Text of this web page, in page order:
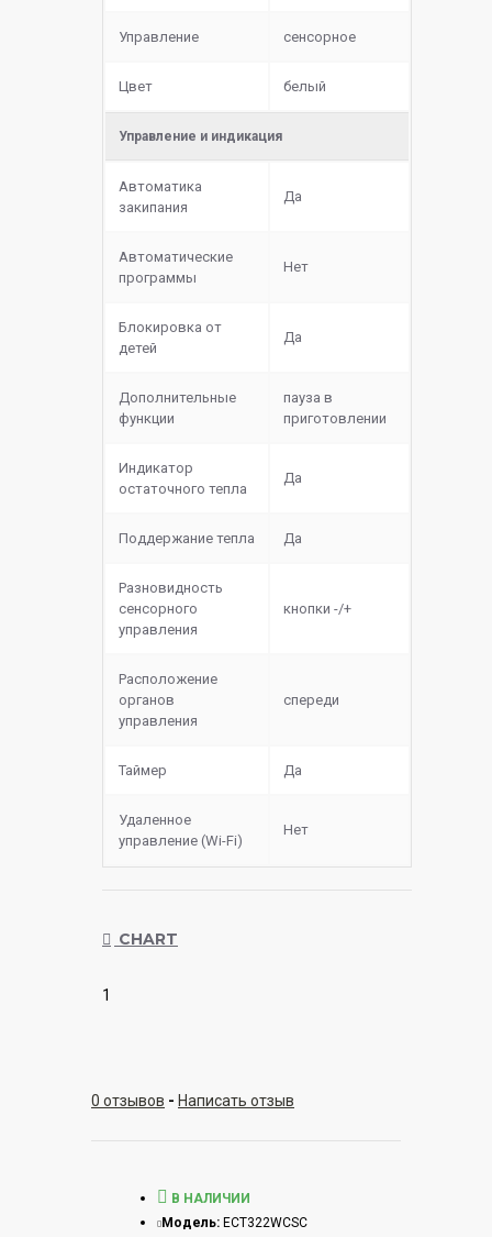
Управление сенсорное
Цвет белый
Управление и индикация
Автоматика
закипания
Да
Автоматические
программы
Нет
Блокировка от
детей
Да
Дополнительные
функции
пауза в
приготовлении
Индикатор
остаточного тепла
Да
Поддержание тепла Да
Разновидность
сенсорного
управления
кнопки -/+
Расположение
органов
управления
спереди
Таймер Да
Удаленное
управление (Wi-Fi)
Нет
CHART
1
0 отзывов - Написать отзыв
В НАЛИЧИИ
Модель: ECT322WCSC